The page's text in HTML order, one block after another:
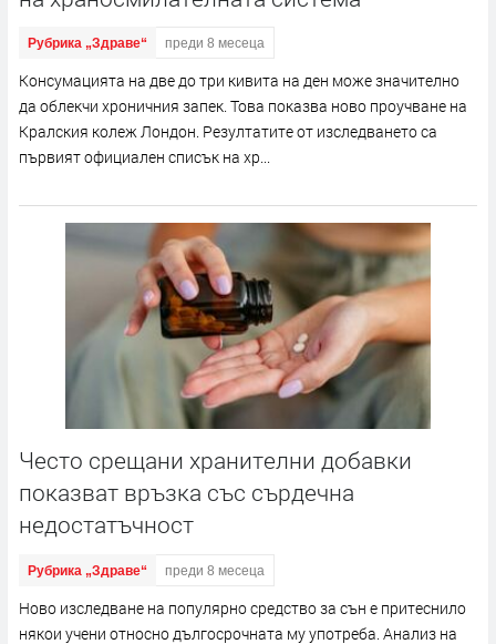
Рубрика „Здраве“ преди 8 месеца
Консумацията на две до три кивита на ден може значително
да облекчи хроничния запек. Това показва ново проучване на
Кралския колеж Лондон. Резултатите от изследването са
първият официален списък на хр...
Често срещани хранителни добавки
показват връзка със сърдечна
недостатъчност
Рубрика „Здраве“ преди 8 месеца
Ново изследване на популярно средство за сън е притеснило
някои учени относно дългосрочната му употреба. Анализ на